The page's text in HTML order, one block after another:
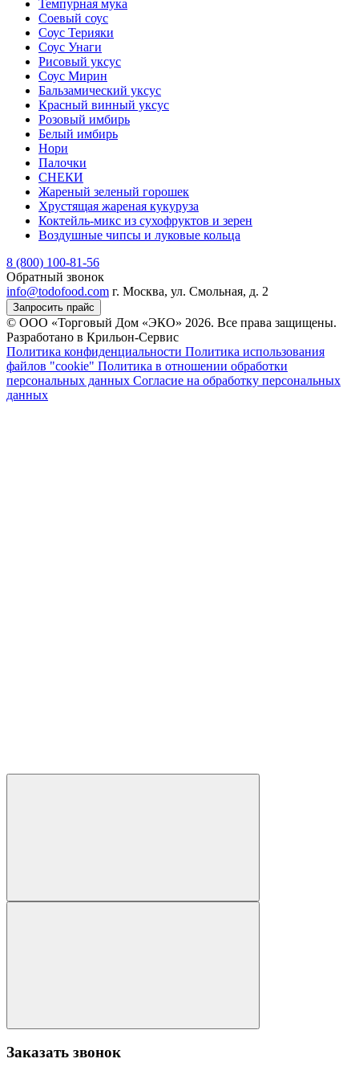
Темпурная мука
Соевый соус
Соус Терияки
Соус Унаги
Рисовый уксус
Соус Мирин
Бальзамический уксус
Красный винный уксус
Розовый имбирь
Белый имбирь
Нори
Палочки
СНЕКИ
Жареный зеленый горошек
Хрустящая жареная кукуруза
Коктейль-микс из сухофруктов и зерен
Воздушные чипсы и луковые кольца
8 (800) 100-81-56
Обратный звонок
info@todofood.com г. Москва, ул. Смольная, д. 2
Запросить прайс
© ООО «Торговый Дом «ЭКО» 2026. Все права защищены.
Разработано в Крильон-Сервис
Политика конфиденциальности Политика использования
файлов "cookie" Политика в отношении обработки
персональных данных Согласие на обработку персональных
данных
Заказать звонок